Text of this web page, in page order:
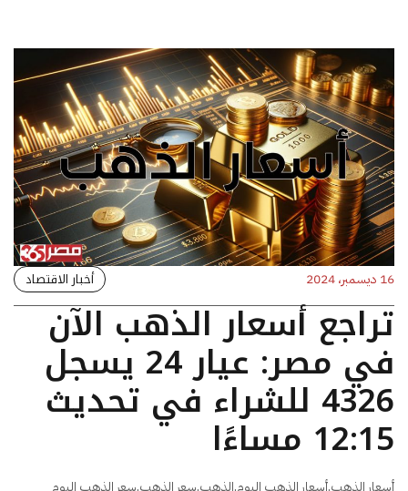
16 ديسمبر، 2024 أخبار الاقتصاد
تراجع أسعار الذهب الآن
في مصر: عيار 24 يسجل
4326 للشراء في تحديث
12:15 مساءًا
أسعار الذهب,أسعار الذهب اليوم,الذهب,سعر الذهب,سعر الذهب اليوم